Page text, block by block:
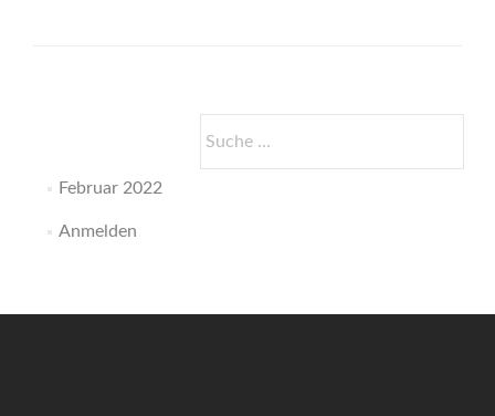
nach:
Februar 2022
Anmelden